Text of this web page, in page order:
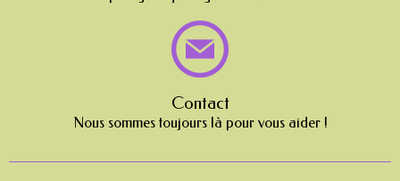
Contact
Nous sommes toujours là pour vous aider !